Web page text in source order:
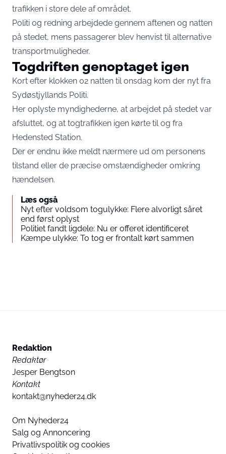
trafikken i store dele af området.
Politi og redning arbejdede gennem aftenen og natten
på stedet, mens passagerer blev henvist til alternative
transportmuligheder.
Togdriften genoptaget igen
Kort efter klokken 02 natten til onsdag kom der nyt fra
Sydøstjyllands Politi.
Her oplyste myndighederne, at arbejdet på stedet var
afsluttet, og at togtrafikken igen kørte til og fra
Hedensted Station.
Der er endnu ikke meldt nærmere ud om personens
tilstand eller de præcise omstændigheder omkring
hændelsen.
Læs også
Nyt efter voldsom togulykke: Flere alvorligt såret
end først oplyst
Politiet fandt ligdele: Nu er offeret identificeret
Kæmpe ulykke: To tog er frontalt kørt sammen
Redaktion
Redaktør
Jesper Bengtson
Kontakt
kontakt@nyheder24.dk
Om Nyheder24
Salg og Annoncering
Privatlivspolitik og cookies